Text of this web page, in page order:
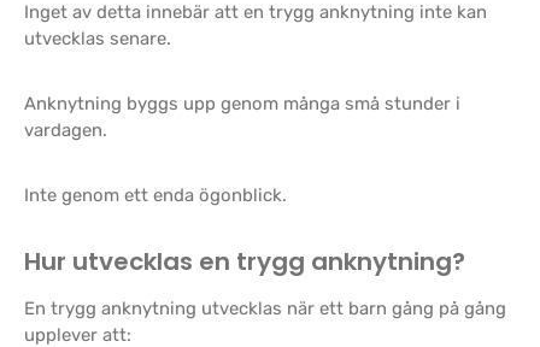
Inget av detta innebär att en trygg anknytning inte kan
utvecklas senare.
Anknytning byggs upp genom många små stunder i
vardagen.
Inte genom ett enda ögonblick.
Hur utvecklas en trygg anknytning?
En trygg anknytning utvecklas när ett barn gång på gång
upplever att: